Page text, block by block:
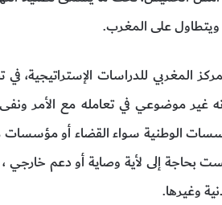
على المغرب.
المغربي للدراسات الإستراتيجية، في
غير موضوعي في تعامله مع الأمر
الوطنية سواء القضاء أو
بحاجة إلى لأية وصاية أو دعم
وغيرها.